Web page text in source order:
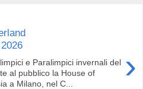
›
e Paralimpici invernali del
al pubblico la House of
a Milano, nel C...